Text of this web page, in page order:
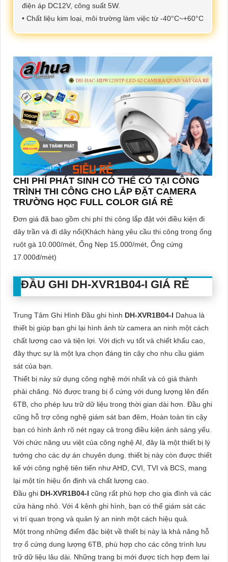
điện áp DC12V, công suất 5W.
• Chất liệu kim loại, môi trường làm việc từ -40°C~+60°C
CHI PHÍ PHÁT SINH CÓ THỂ CÓ TẠI CÔNG
TRÌNH THI CÔNG CHO LẮP ĐẶT CAMERA
TRƯỜNG HỌC FULL COLOR GIÁ RẺ
Đơn giá đã bao gồm chi phí thi công lắp đặt với điều kiện đi
dây trần và đi dây nổi(Khách hàng yêu cầu thi công trong ống
ruột gà 10.000/mét, Ống Nẹp 15.000/mét, Ống cứng
17.000đ/mét)
ĐẦU GHI DH-XVR1B04-I GIÁ RẺ
Trung Tâm Ghi Hình Đầu ghi hình DH-XVR1B04-I Dahua là
thiết bị giúp bạn ghi lại hình ảnh từ camera an ninh một cách
chất lượng cao và tiện lợi. Với dịch vụ tốt và chiết khấu cao,
đây thực sự là một lựa chọn đáng tin cậy cho nhu cầu giám
sát của bạn.
Thiết bị này sử dụng công nghệ mới nhất và có giá thành
phải chăng. Nó được trang bị ổ cứng với dung lượng lên đến
6TB, cho phép lưu trữ dữ liệu trong thời gian dài hơn. Đầu ghi
cũng hỗ trợ công nghệ giám sát ban đêm, Hoàn toàn tin cậy
bạn có hình ảnh rõ nét ngay cả trong điều kiện ánh sáng yếu.
Với chức năng ưu việt của công nghệ AI, đây là một thiết bị lý
tưởng cho các dự án chuyên dụng. thiết bị này còn được thiết
kế với công nghệ tiên tiến như AHD, CVI, TVI và BCS, mang
lại một tín hiệu ổn định và chất lượng cao.
Đầu ghi DH-XVR1B04-I cũng rất phù hợp cho gia đình và các
cửa hàng nhỏ. Với 4 kênh ghi hình, bạn có thể giám sát các
vị trí quan trọng và quản lý an ninh một cách hiệu quả.
Một trong những điểm đặc biệt về thiết bị này là khả năng hỗ
trợ ổ cứng dung lượng 6TB, phù hợp cho các công trình lưu
trữ dữ liệu lâu dài. Những trang bị mới được tích hợp đem lại